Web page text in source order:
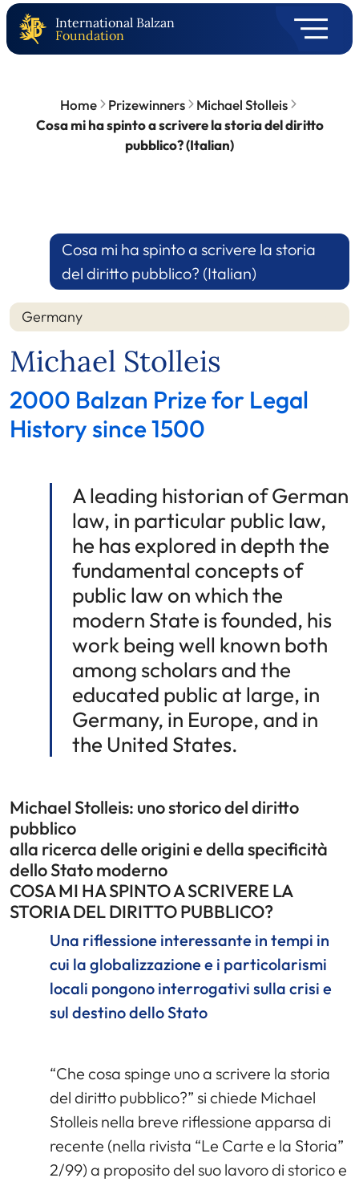
International Balzan
Foundation
Home Prizewinners
Michael Stolleis
Cosa mi ha spinto a scrivere la storia del diritto
pubblico? (Italian)
Cosa mi ha spinto a scrivere la storia
del diritto pubblico? (Italian)
Germany
Michael Stolleis
2000 Balzan Prize for Legal
History since 1500
A leading historian of German
law, in particular public law,
he has explored in depth the
fundamental concepts of
public law on which the
modern State is founded, his
work being well known both
among scholars and the
educated public at large, in
Germany, in Europe, and in
the United States.
Michael Stolleis: uno storico del diritto
pubblico
alla ricerca delle origini e della specificità
dello Stato moderno
COSA MI HA SPINTO A SCRIVERE LA
STORIA DEL DIRITTO PUBBLICO?
Una riflessione interessante in tempi in
cui la globalizzazione e i particolarismi
locali pongono interrogativi sulla crisi e
sul destino dello Stato
“Che cosa spinge uno a scrivere la storia
del diritto pubblico?” si chiede Michael
Stolleis nella breve riflessione apparsa di
recente (nella rivista “Le Carte e la Storia”
2/99) a proposito del suo lavoro di storico e